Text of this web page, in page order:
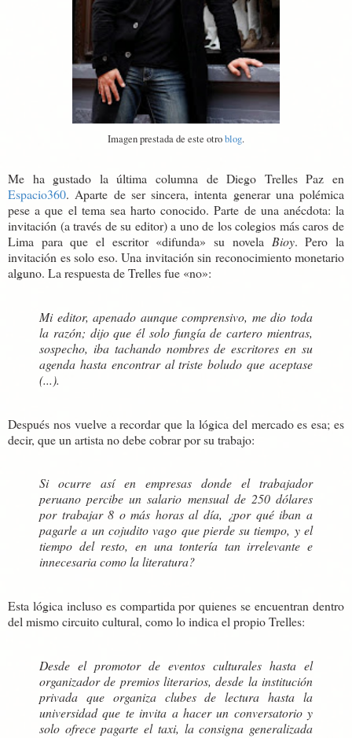
Imagen prestada de este otroblog.
Me ha gustado la última columna de Diego Trelles Paz en
Espacio360. Aparte de ser sincera, intenta generar una polémica
pese a que el tema sea harto conocido. Parte de una anécdota: la
invitación (a través de su editor) a uno de los colegios más caros de
Lima para que el escritor «difunda» su novela Bioy. Pero la
invitación es solo eso. Una invitación sin reconocimiento monetario
alguno. La respuesta de Trelles fue «no»:
Mi editor, apenado aunque comprensivo, me dio toda
la razón; dijo que él solo fungía de cartero mientras,
sospecho, iba tachando nombres de escritores en su
agenda hasta encontrar al triste boludo que aceptase
(...).
Después nos vuelve a recordar que la lógica del mercado es esa; es
decir, que un artista no debe cobrar por su trabajo:
Si ocurre así en empresas donde el trabajador
peruano percibe un salario mensual de 250 dólares
por trabajar 8 o más horas al día, ¿por qué iban a
pagarle a un cojudito vago que pierde su tiempo, y el
tiempo del resto, en una tontería tan irrelevante e
innecesaria como la literatura?
Esta lógica incluso es compartida por quienes se encuentran dentro
del mismo circuito cultural, como lo indica el propio Trelles:
Desde el promotor de eventos culturales hasta el
organizador de premios literarios, desde la institución
privada que organiza clubes de lectura hasta la
universidad que te invita a hacer un conversatorio y
solo ofrece pagarte el taxi, la consigna generalizada